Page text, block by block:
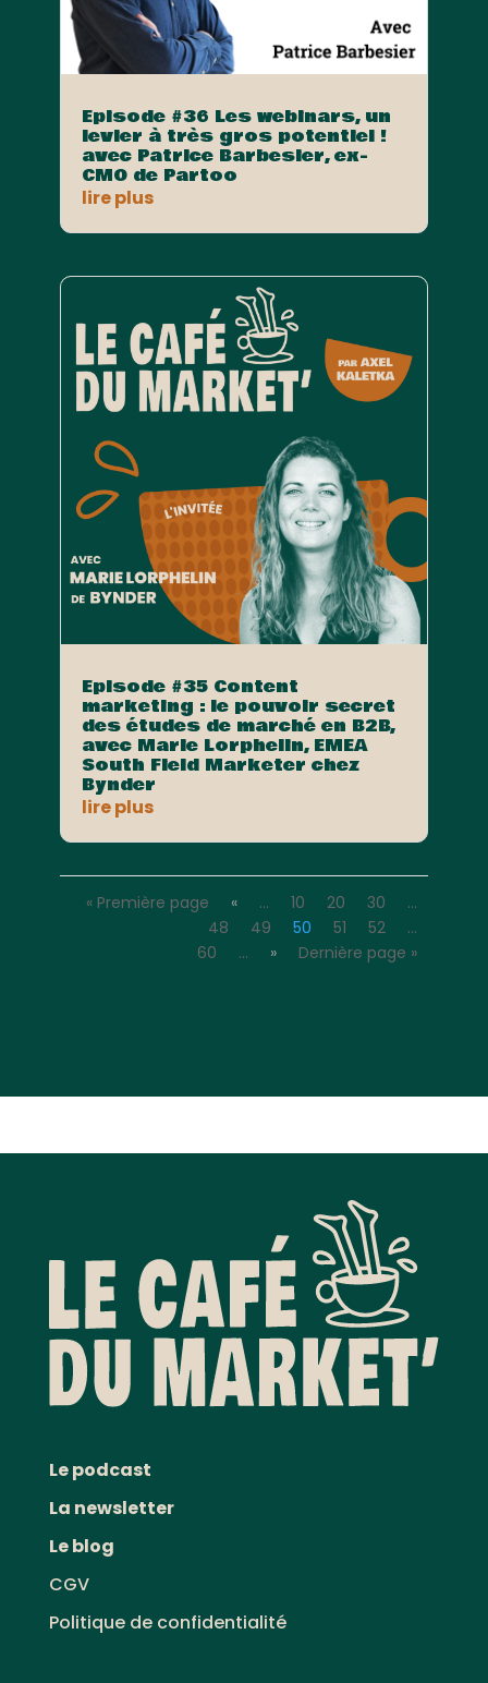
Episode #36 Les webinars, un
levier à très gros potentiel !
avec Patrice Barbesier, ex-
CMO de Partoo
lire plus
Episode #35 Content
marketing : le pouvoir secret
des études de marché en B2B,
avec Marie Lorphelin, EMEA
South Field Marketer chez
Bynder
lire plus
« Première page « … 10 20 30
…
48
49 50 51 52
…
60
… » Dernière page »
Le podcast
La newsletter
Le blog
CGV
Politique de confidentialité